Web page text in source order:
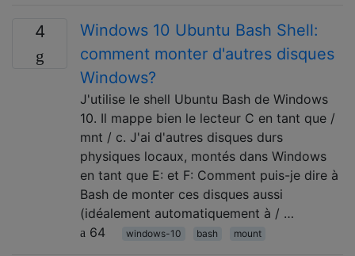
4
Windows 10 Ubuntu Bash Shell:
comment monter d'autres disques
Windows?
J'utilise le shell Ubuntu Bash de Windows
10. Il mappe bien le lecteur C en tant que /
mnt / c. J'ai d'autres disques durs
physiques locaux, montés dans Windows
en tant que E: et F: Comment puis-je dire à
Bash de monter ces disques aussi
(idéalement automatiquement à / …
64
windows-10 bash mount